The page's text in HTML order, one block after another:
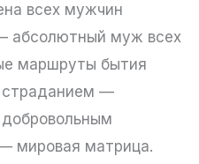
всех мужчин
абсолютный муж всех
маршруты бытия
страданием —
мировая матрица.